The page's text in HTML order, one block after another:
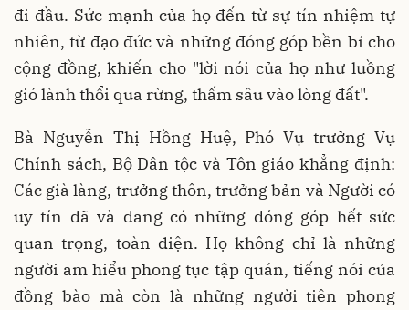
đi đầu. Sức mạnh của họ đến từ sự tín nhiệm tự
nhiên, từ đạo đức và những đóng góp bền bỉ cho
cộng đồng, khiến cho "lời nói của họ như luồng
gió lành thổi qua rừng, thấm sâu vào lòng đất".
Bà Nguyễn Thị Hồng Huệ, Phó Vụ trưởng Vụ
Chính sách, Bộ Dân tộc và Tôn giáo khẳng định:
Các già làng, trưởng thôn, trưởng bản và Người có
uy tín đã và đang có những đóng góp hết sức
quan trọng, toàn diện. Họ không chỉ là những
người am hiểu phong tục tập quán, tiếng nói của
đồng bào mà còn là những người tiên phong